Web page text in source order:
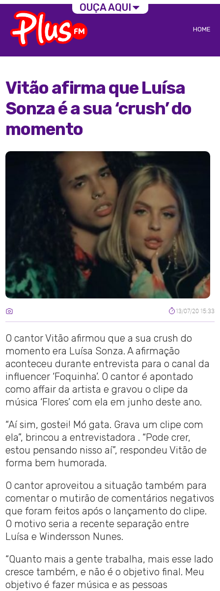
HOME
Vitão afirma que Luísa
Sonza é a sua ‘crush’ do
momento
13/07/20 15:33
O cantor Vitão afirmou que a sua crush do
momento era Luísa Sonza. A afirmação
aconteceu durante entrevista para o canal da
influencer ‘Foquinha’. O cantor é apontado
como affair da artista e gravou o clipe da
música ‘Flores’ com ela em junho deste ano.
“Aí sim, gostei! Mó gata. Grava um clipe com
ela”, brincou a entrevistadora . “Pode crer,
estou pensando nisso aí”, respondeu Vitão de
forma bem humorada.
O cantor aproveitou a situação também para
comentar o mutirão de comentários negativos
que foram feitos após o lançamento do clipe.
O motivo seria a recente separação entre
Luísa e Windersson Nunes.
“Quanto mais a gente trabalha, mais esse lado
cresce também, e não é o objetivo final. Meu
objetivo é fazer música e as pessoas
OUÇA AQUI